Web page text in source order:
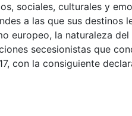
sociales, culturales y
a las que sus destinos
europeo, la naturaleza
secesionistas que
con la consiguiente